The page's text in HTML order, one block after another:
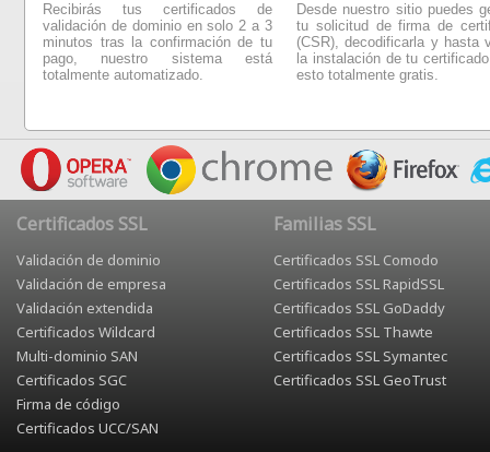
Recibirás tus certificados de
validación de dominio en solo 2 a 3
minutos tras la confirmación de tu
pago, nuestro sistema está
totalmente automatizado.
Desde nuestro sitio puedes
tu solicitud de firma de
(CSR), decodificarla y hasta
la instalación de tu
esto totalmente gratis.
Certificados SSL
Validación de dominio
Validación de empresa
Validación extendida
Certificados Wildcard
Multi-dominio SAN
Certificados SGC
Firma de código
Certificados UCC/SAN
Familias SSL
Certificados SSL Comodo
Certificados SSL RapidSSL
Certificados SSL GoDaddy
Certificados SSL Thawte
Certificados SSL Symantec
Certificados SSL GeoTrust